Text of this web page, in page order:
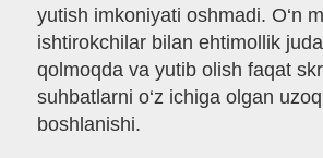
yutish imkoniyati oshmadi. O‘n
ishtirokchilar bilan ehtimollik
qolmoqda va yutib olish faqat
suhbatlarni o‘z ichiga olgan
boshlanishi.